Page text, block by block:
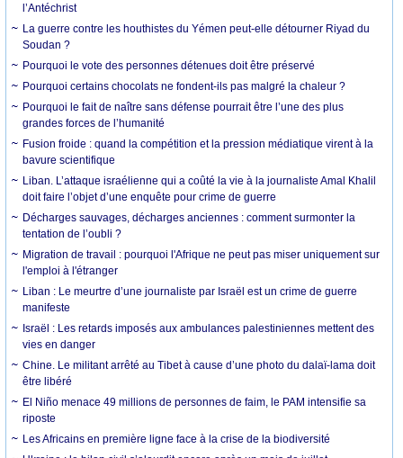
l’Antéchrist
La guerre contre les houthistes du Yémen peut-elle détourner Riyad du
Soudan ?
Pourquoi le vote des personnes détenues doit être préservé
Pourquoi certains chocolats ne fondent-ils pas malgré la chaleur ?
Pourquoi le fait de naître sans défense pourrait être l’une des plus
grandes forces de l’humanité
Fusion froide : quand la compétition et la pression médiatique virent à la
bavure scientifique
Liban. L’attaque israélienne qui a coûté la vie à la journaliste Amal Khalil
doit faire l’objet d’une enquête pour crime de guerre
Décharges sauvages, décharges anciennes : comment surmonter la
tentation de l’oubli ?
Migration de travail : pourquoi l'Afrique ne peut pas miser uniquement sur
l'emploi à l'étranger
Liban : Le meurtre d’une journaliste par Israël est un crime de guerre
manifeste
Israël : Les retards imposés aux ambulances palestiniennes mettent des
vies en danger
Chine. Le militant arrêté au Tibet à cause d’une photo du dalaï-lama doit
être libéré
El Niño menace 49 millions de personnes de faim, le PAM intensifie sa
riposte
Les Africains en première ligne face à la crise de la biodiversité